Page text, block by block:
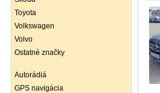
Toyota
Volkswagen
Volvo
Ostatné značky
Autorádiá
GPS navigácia